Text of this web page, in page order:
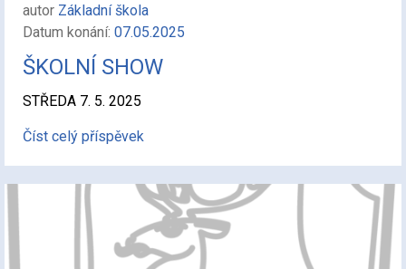
autor Základní škola
Datum konání: 07.05.2025
ŠKOLNÍ SHOW
STŘEDA 7. 5. 2025
Číst celý příspěvek